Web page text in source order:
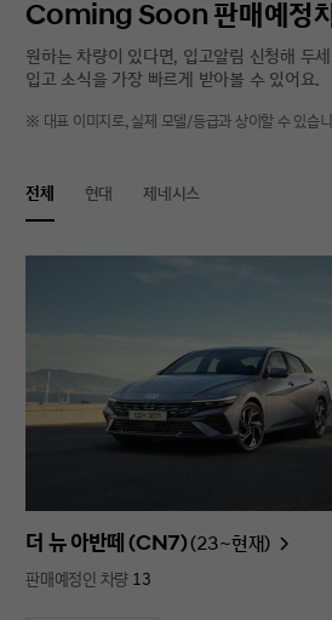
Coming Soon 판매예정
원하는 차량이 있다면, 입고알림 신청해 두
입고 소식을 가장 빠르게 받아볼 수 있어요.
※ 대표 이미지로, 실제 모델/등급과 상이할 수 있습
전체 현대 제네시스
더 뉴 아반떼 (CN7)(23~현재)
판매예정인 차량 13